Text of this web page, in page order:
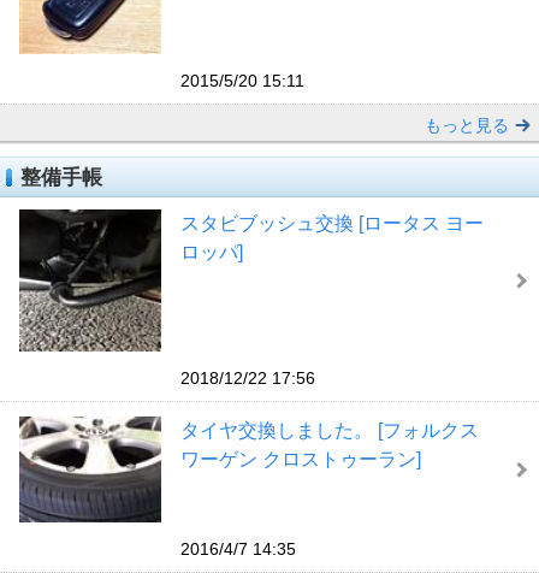
2015/5/20 15:11
もっと見る
整備手帳
スタビブッシュ交換 [ロータス ヨー
ロッパ]
2018/12/22 17:56
タイヤ交換しました。 [フォルクス
ワーゲン クロストゥーラン]
2016/4/7 14:35